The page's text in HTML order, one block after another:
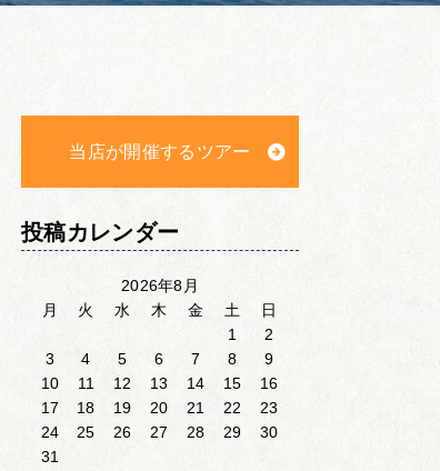
当店が開催するツアー
投稿カレンダー
2026年8月
月
火 水 木 金 土
日
1
2
3
4 5 6 7 8
9
10
11 12 13 14 15
16
17
18 19 20 21 22
23
24
25 26 27 28 29
30
31